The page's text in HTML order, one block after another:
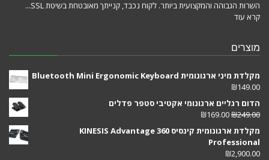
השרות הגבוהה והמקצועית ביותר. לקוח נכבד, קנייתך מאובטחת בשיטת SSL...
קרא עוד
מוצרים
מקלדת מיני ארגונומית Bluetooth Mini Ergonomic Keyboard
₪149.00
הדום רגליים ארגונומי אקטיבי סטפר פדלים
₪249.00
₪169.00
מקלדת ארגונומית קינסיס KINESIS Advantage 360
Professional
₪2,900.00